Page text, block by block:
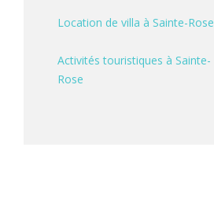
Location de villa à Sainte-Rose
Activités touristiques à Sainte-
Rose